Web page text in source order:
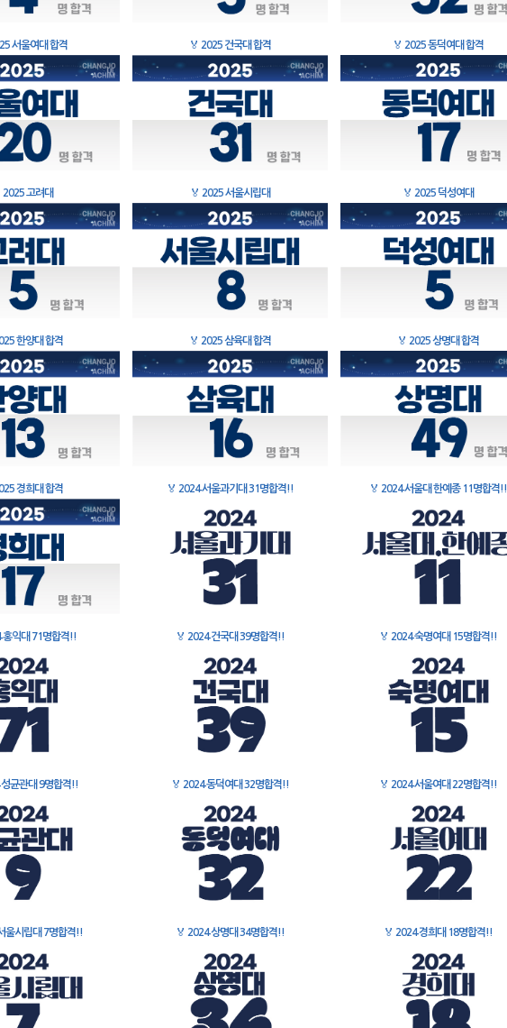
서울여대 합격 🏅 2025 건국대 합격 🏅 2025 동덕여대 합격
2025 고려대 🏅 2025 서울시립대 🏅 2025 덕성여대
한양대 합격 🏅 2025 삼육대 합격 🏅 2025 상명대 합격
경희대 합격 🏅 2024 서울과기대 31명합격!! 🏅 2024 서울대 한예종 11명합격!!
홍익대 71명합격!! 🏅 2024 건국대 39명합격!! 🏅 2024 숙명여대 15명합격!!
균관대 9명합격!! 🏅 2024 동덕여대 32명합격!! 🏅 2024 서울여대 22명합격!!
울시립대 7명합격!! 🏅 2024 상명대 34명합격!! 🏅 2024 경희대 18명합격!!